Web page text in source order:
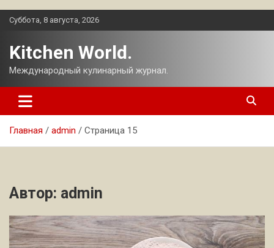
Перейти
Суббота, 8 августа, 2026
Kitchen World.
Международный кулинарный журнал.
Главная admin Страница 15
Автор: admin